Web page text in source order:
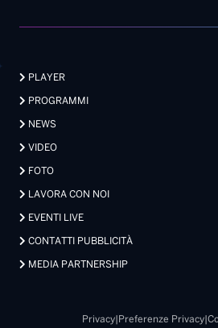
PLAYER
PROGRAMMI
NEWS
VIDEO
FOTO
LAVORA CON NOI
EVENTI LIVE
CONTATTI PUBBLICITÀ
MEDIA PARTNERSHIP
Privacy| Preferenze Privacy|